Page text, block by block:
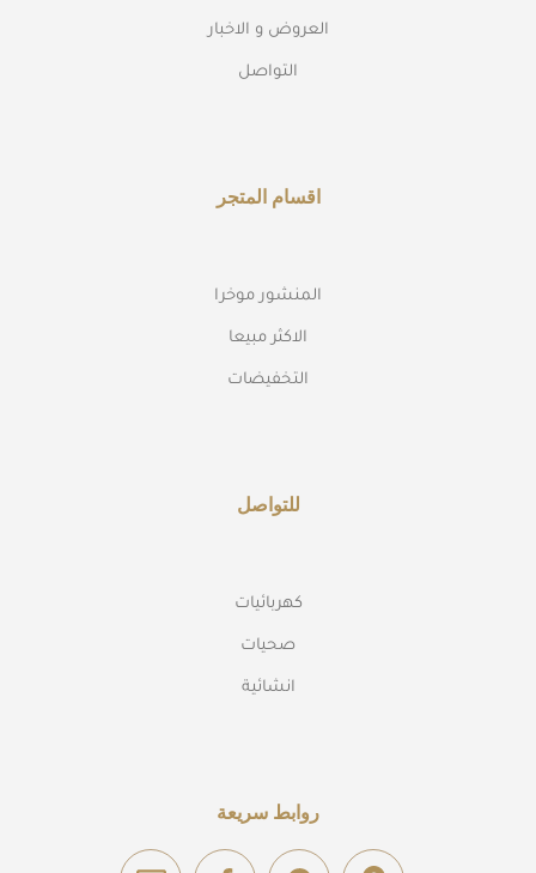
العروض و الاخبار
التواصل
اقسام المتجر
المنشور موخرا
الاكثر مبيعا
التخفيضات
للتواصل
كهربائيات
صحيات
انشائية
روابط سريعة